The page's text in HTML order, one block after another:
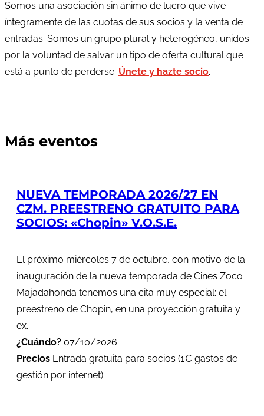
Somos una asociación sin ánimo de lucro que vive
íntegramente de las cuotas de sus socios y la venta de
entradas. Somos un grupo plural y heterogéneo, unidos
por la voluntad de salvar un tipo de oferta cultural que
está a punto de perderse. Únete y hazte socio.
Más eventos
NUEVA TEMPORADA 2026/27 EN
CZM. PREESTRENO GRATUITO PARA
SOCIOS: «Chopin» V.O.S.E.
El próximo miércoles 7 de octubre, con motivo de la
inauguración de la nueva temporada de Cines Zoco
Majadahonda tenemos una cita muy especial: el
preestreno de Chopin, en una proyección gratuita y
ex...
¿Cuándo? 07/10/2026
Precios Entrada gratuita para socios (1€ gastos de
gestión por internet)